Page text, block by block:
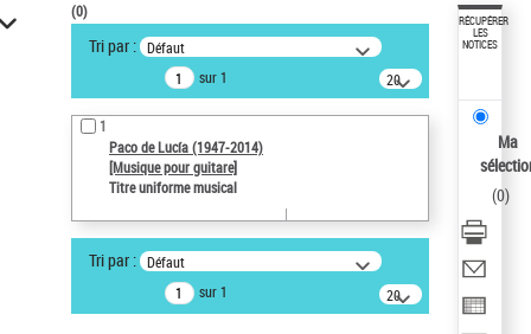
VOTRE RECHERCHE
Recherche avancée dans les
notices d’autorité
Œuvres liées à l'auteur :
Paco de Lucía (1947-2014)
Statut de la notice d’autorité
Notice élémentaire
Sauvegarder votre recherche
(0)
Tri par : Défaut
sur 1
20
résultats/page
1
Paco de Lucía (1947-2014)
[Musique pour guitare]
Titre uniforme musical
Tri par : Défaut
sur 1
20
résultats/page
RÉCUPÉRER
LES
NOTICES
Ma
(0)